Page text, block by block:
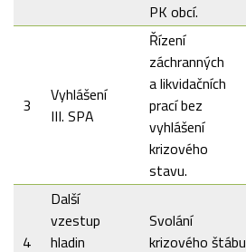
PK obcí.
3
Vyhlášení
III. SPA
Řízení
záchranných
a likvidačních
prací bez
vyhlášení
krizového
stavu.
4
Další
vzestup
hladin
Svolání
krizového štábu